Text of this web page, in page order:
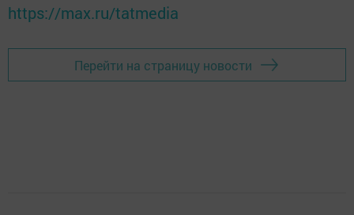
https://max.ru/tatmedia
Перейти на страницу новости